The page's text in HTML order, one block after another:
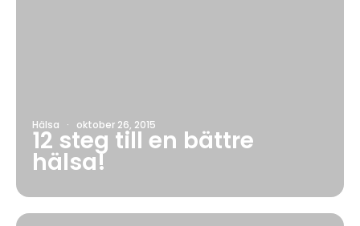
Hälsa · oktober 26, 2015
12 steg till en bättre
hälsa!